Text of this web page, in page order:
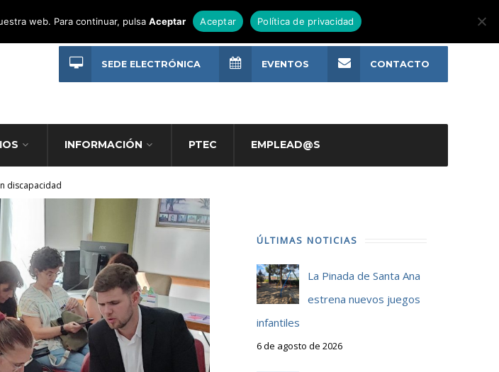
INFORMACIÓN PTEC EMPLEAD@S
SEDE ELECTRÓNICA EVENTOS CONTACTO
discapacidad
ÚLTIMAS NOTICIAS
La Pinada de Santa Ana
estrena nuevos juegos
infantiles
6 de agosto de 2026
web. Para continuar, pulsaAceptar Aceptar Política de privacidad